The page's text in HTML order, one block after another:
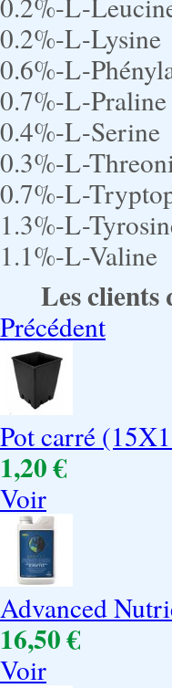
0.2%-L-Lysine
0.6%-L-
0.7%-L-Praline
0.4%-L-Serine
0.3%-L-
0.7%-L-
1.3%-L-
1.1%-L-Valine
Les clients
Précédent
Pot carré
1,20 €
Voir
Advanced
16,50 €
Voir